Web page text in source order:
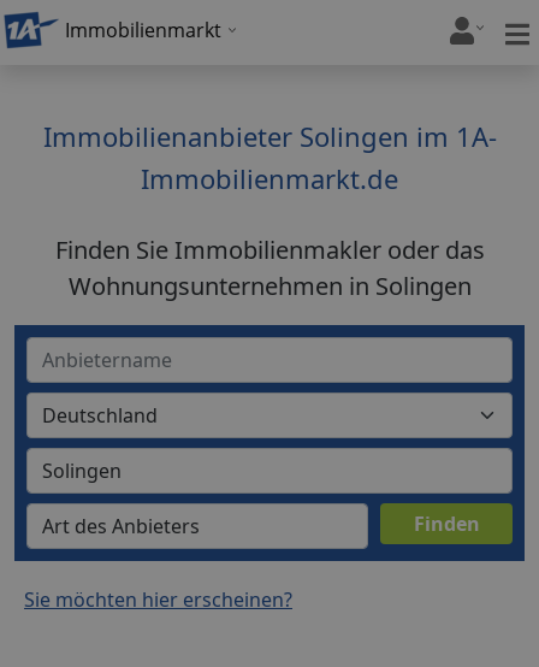
Immobilienmarkt
Immobilienanbieter Solingen im 1A-
Immobilienmarkt.de
Finden Sie Immobilienmakler oder das
Wohnungsunternehmen in Solingen
Sie möchten hier erscheinen?